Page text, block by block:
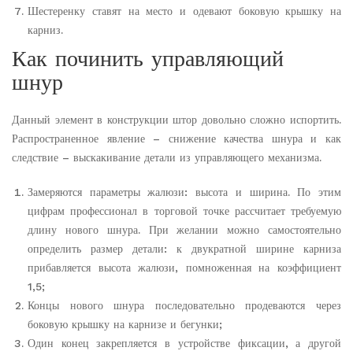
Шестеренку ставят на место и одевают боковую крышку на
карниз.
Как починить управляющий
шнур
Данный элемент в конструкции штор довольно сложно испортить.
Распространенное явление – снижение качества шнура и как
следствие – выскакивание детали из управляющего механизма.
Замеряются параметры жалюзи: высота и ширина. По этим
цифрам профессионал в торговой точке рассчитает требуемую
длину нового шнура. При желании можно самостоятельно
определить размер детали: к двукратной ширине карниза
прибавляется высота жалюзи, помноженная на коэффициент
1,5;
Концы нового шнура последовательно продеваются через
боковую крышку на карнизе и бегунки;
Один конец закрепляется в устройстве фиксации, а другой